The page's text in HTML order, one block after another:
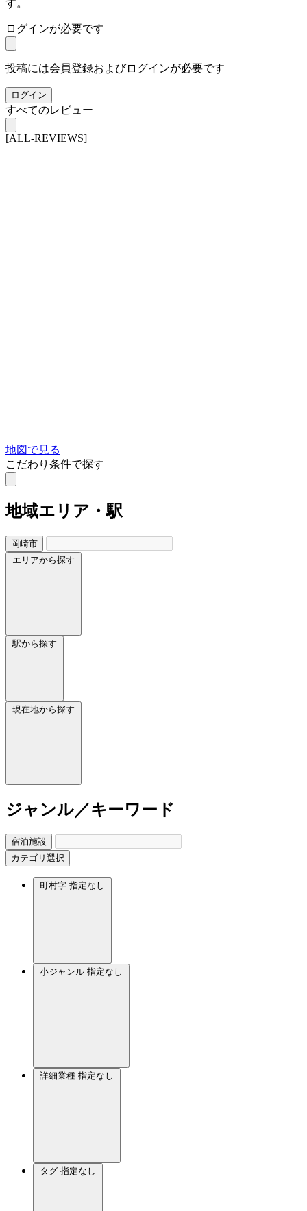
す。
ログインが必要です
投稿には会員登録およびログインが必要です
ログイン
すべてのレビュー
[ALL-REVIEWS]
地図で見る
こだわり条件で探す
地域エリア・駅
岡崎市
エリアから探す
駅から探す
現在地から探す
ジャンル／キーワード
宿泊施設
カテゴリ選択
町村字 指定なし
小ジャンル 指定なし
詳細業種 指定なし
タグ 指定なし